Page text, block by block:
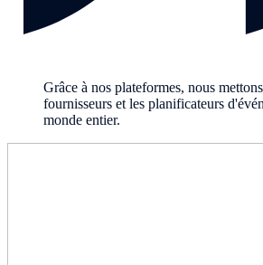
Grâce à nos plateformes, nous
fournisseurs et les planificateurs
monde entier.